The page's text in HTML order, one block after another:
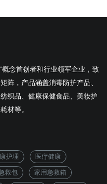
念首创者和行业领军企业，致
阵，产品涵盖消毒防护产品、
织品、健康保健食品、美妆护
材等。
护理 医疗健康
救包 家用急救箱